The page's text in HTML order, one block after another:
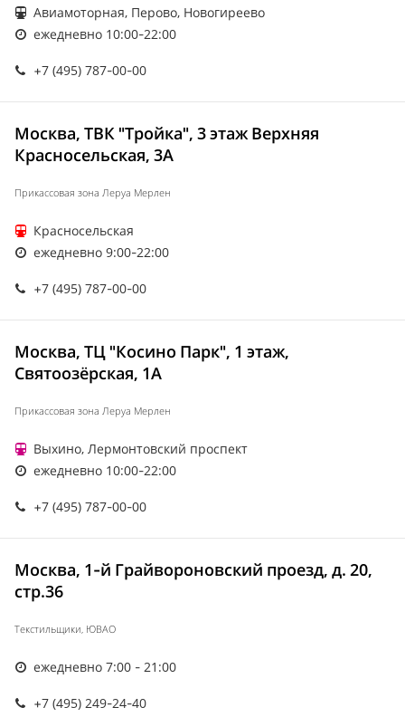
Авиамоторная, Перово, Новогиреево
ежедневно 10:00-22:00
+7 (495) 787-00-00
Москва, ТВК "Тройка", 3 этаж Верхняя
Красносельская, 3А
Прикассовая зона Леруа Мерлен
Красносельская
ежедневно 9:00-22:00
+7 (495) 787-00-00
Москва, ТЦ "Косино Парк", 1 этаж,
Святоозёрская, 1А
Прикассовая зона Леруа Мерлен
Выхино, Лермонтовский проспект
ежедневно 10:00-22:00
+7 (495) 787-00-00
Москва, 1-й Грайвороновский проезд, д. 20,
стр.36
Текстильщики, ЮВАО
ежедневно 7:00 - 21:00
+7 (495) 249-24-40